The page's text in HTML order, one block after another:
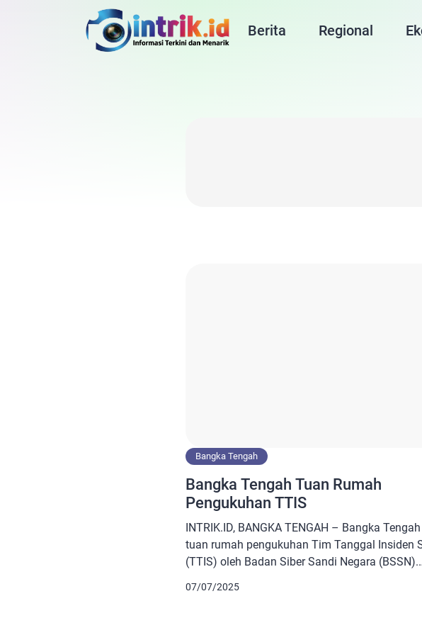
Berita Regional
Bangka Tengah
Bangka Tengah Tuan Rumah
Pengukuhan TTIS
INTRIK.ID, BANGKA TENGAH – Bangka
tuan rumah pengukuhan Tim Tanggal Insiden
(TTIS) oleh Badan Siber Sandi Negara (BSSN).
07/07/2025